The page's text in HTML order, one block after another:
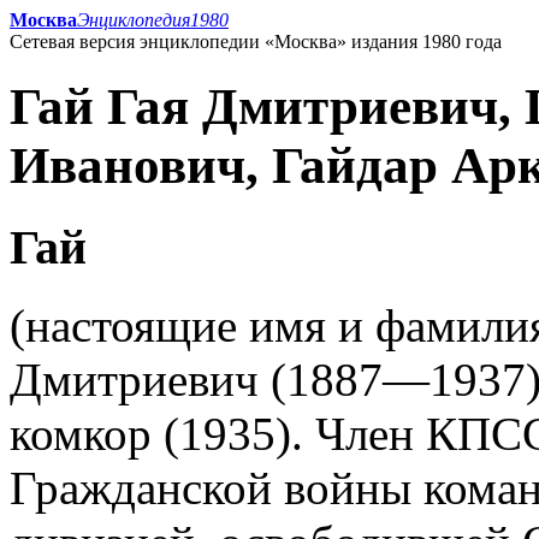
МоскваЭнциклопедия1980
Сетевая версия энциклопедии «Москва» издания 1980 года
Гай Гая Дмитриевич,
Иванович, Гайдар
Гай
(настоящие имя и
Дмитриевич
комкор (1935). Член
Гражданской войны